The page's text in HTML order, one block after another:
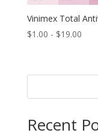
Vinimex Total
$1.00 - $19.00
Recent